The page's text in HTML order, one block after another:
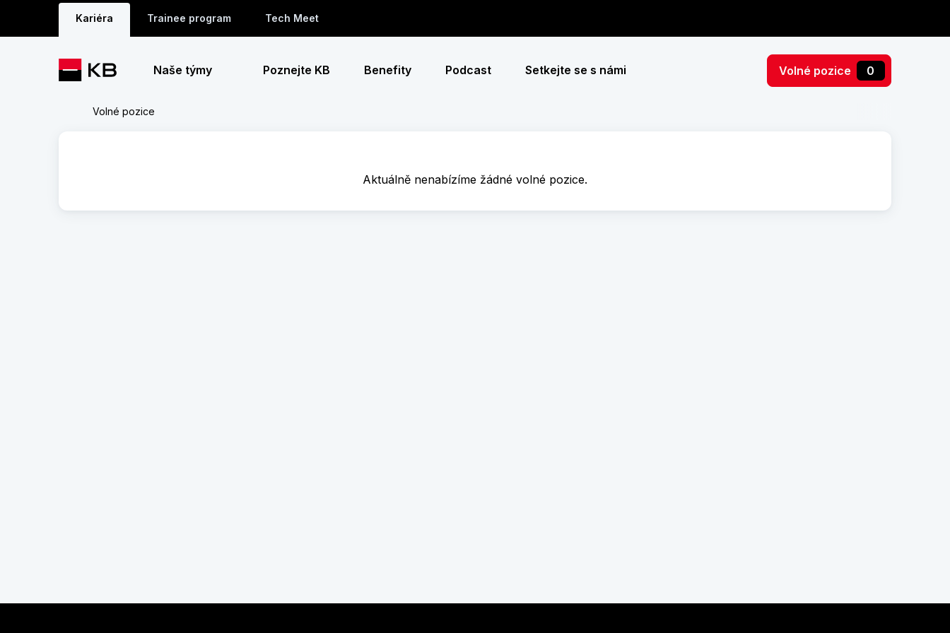
Kariéra Trainee program Tech Meet
Naše týmy Poznejte KB Benefity Podcast Setkejte se s námi Volné pozice 0
Volné pozice
Aktuálně nenabízíme žádné volné pozice.